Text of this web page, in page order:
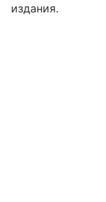
издания.